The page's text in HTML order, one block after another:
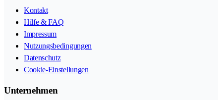
Kontakt
Hilfe & FAQ
Impressum
Nutzungsbedingungen
Datenschutz
Cookie-Einstellungen
Unternehmen